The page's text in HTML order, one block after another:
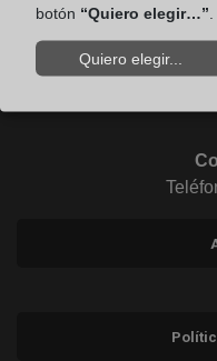
Ir
botón “Quiero elegir…”
Quiero elegir...